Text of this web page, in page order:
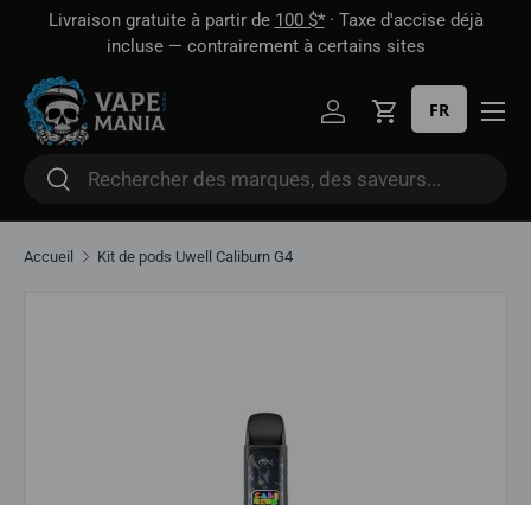
Aller directement au contenu
Livraison gratuite à partir de 100 $*· Taxe d'accise déjà
incluse — contrairement à certains sites
Rechercher
Rechercher
Se connecter
Panier
FR
Accueil Kit de pods Uwell Caliburn G4